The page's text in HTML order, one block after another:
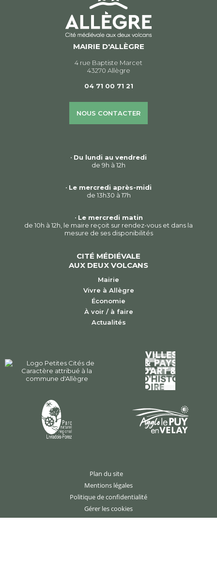
MAIRIE D'ALLÈGRE
4 rue Baptiste Marcet
43270 Allègre
04 71 00 71 21
NOUS CONTACTER
• Du lundi au vendredi
de 9h à 12h
• Le mercredi après-midi
de 13h30 à 17h
• Le mercredi matin
de 10h à 12h, le maire reçoit sur rendez-vous et dans la
mesure de ses disponibilités
CITÉ MÉDIÉVALE
AUX DEUX VOLCANS
Mairie
Vivre à Allègre
Économie
À voir / à faire
Actualités
Plan du site
Mentions légales
Politique de confidentialité
Gérer les cookies